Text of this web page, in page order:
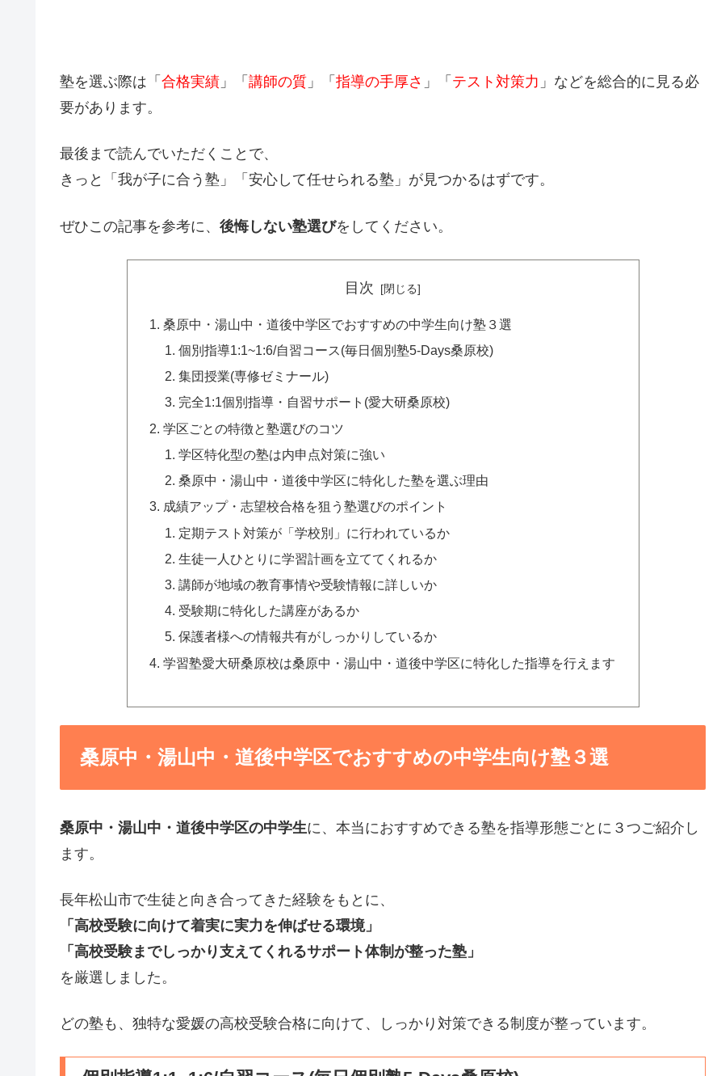
塾を選ぶ際は「 合格実績 」「 講師の質 」「 指導の手厚さ 」「 テスト対策力 」などを総合的に見る必
要があります。
最後まで読んでいただくことで、
きっと「我が子に合う塾」「安心して任せられる塾」が見つかるはずです。
ぜひこの記事を参考に、 後悔しない塾選びをしてください。
目次
桑原中・湯山中・道後中学区でおすすめの中学生向け塾３選
個別指導1:1~1:6/自習コース(毎日個別塾5-Days桑原校)
集団授業(専修ゼミナール)
完全1:1個別指導・自習サポート(愛大研桑原校)
学区ごとの特徴と塾選びのコツ
学区特化型の塾は内申点対策に強い
桑原中・湯山中・道後中学区に特化した塾を選ぶ理由
成績アップ・志望校合格を狙う塾選びのポイント
定期テスト対策が「学校別」に行われているか
生徒一人ひとりに学習計画を立ててくれるか
講師が地域の教育事情や受験情報に詳しいか
受験期に特化した講座があるか
保護者様への情報共有がしっかりしているか
学習塾愛大研桑原校は桑原中・湯山中・道後中学区に特化した指導を行えます
桑原中・湯山中・道後中学区でおすすめの中学生向け塾３選
桑原中・湯山中・道後中学区の中学生に、本当におすすめできる塾を指導形態ごとに３つご紹介し
ます。
長年松山市で生徒と向き合ってきた経験をもとに、
「高校受験に向けて着実に実力を伸ばせる環境」
「高校受験までしっかり支えてくれるサポート体制が整った塾」
を厳選しました。
どの塾も、独特な愛媛の高校受験合格に向けて、しっかり対策できる制度が整っています。